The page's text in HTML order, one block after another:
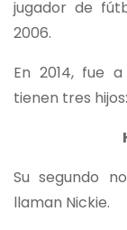
jugador de
2006.
En 2014, fue
tienen tres
Su segundo
llaman Nickie.